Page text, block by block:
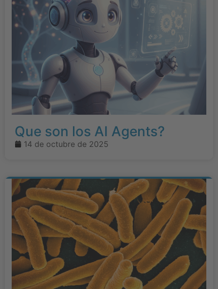
Que son los AI Agents?
14 de octubre de 2025